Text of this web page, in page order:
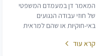
המאמר דן במעמדם המשפטי
של חוזי עבודה הנגועים
באי-חוקיות או שהם למראית
עקרון חופש החוזים לבין הצורך
קרא עוד